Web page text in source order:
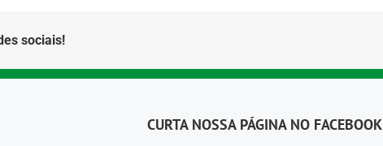
sociais!
CURTA NOSSA PÁGINA NO FACEBOOK